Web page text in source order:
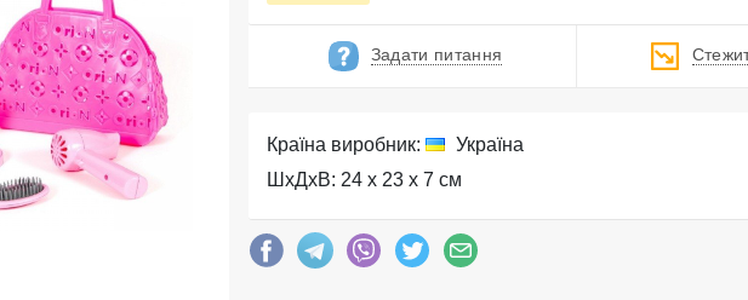
Задати питання
Країна виробник:
Україна
ШхДхВ: 24 x 23 x 7 см